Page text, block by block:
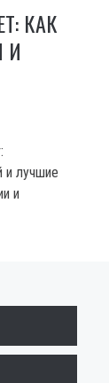
КАК
И
и лучшие
и